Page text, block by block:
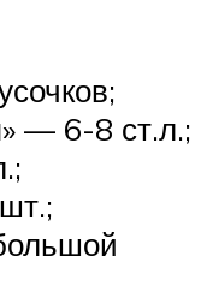
— 6-8 ст.л.;